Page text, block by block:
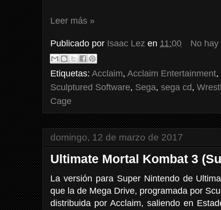
Leer más »
Publicado por Isaac Lez en 11:00 No
Etiquetas: Acclaim, Acclaim Entertainment,
Sculptured Software, Sega, sega cd,
Cage
domingo, 12 de marzo de 2017
Ultimate Mortal Kombat 3
La versión para Super Nintendo de
que la de Mega Drive, programada por
distribuida por Acclaim, saliendo en